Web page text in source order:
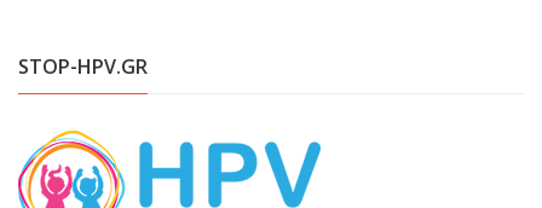
STOP-HPV.GR